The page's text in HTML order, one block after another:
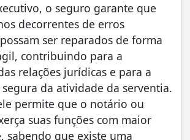
o seguro garante que
decorrentes de erros
ser reparados de forma
contribuindo para a
relações jurídicas e para a
da atividade da serventia.
permite que o notário ou
suas funções com maior
sabendo que existe uma